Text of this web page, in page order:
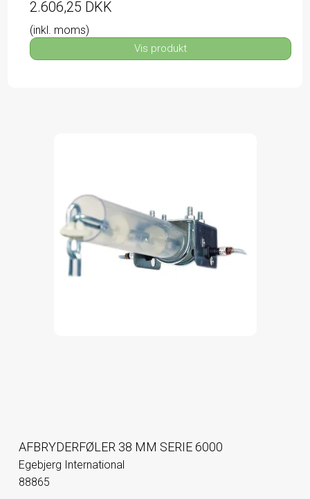
2.606,25 DKK
(inkl. moms)
Vis produkt
AFBRYDERFØLER 38 MM SERIE 6000
Egebjerg International
88865